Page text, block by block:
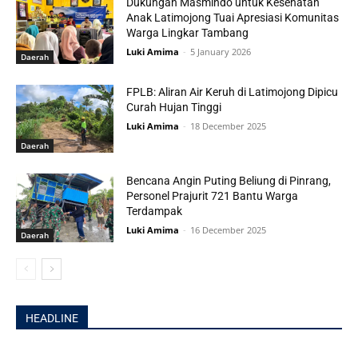
Daerah
Anak Latimojong Tuai Apresiasi Komunitas
Warga Lingkar Tambang
Luki Amima - 5 January 2026
Daerah
FPLB: Aliran Air Keruh di Latimojong Dipicu
Curah Hujan Tinggi
Luki Amima - 18 December 2025
Daerah
Bencana Angin Puting Beliung di Pinrang,
Personel Prajurit 721 Bantu Warga
Terdampak
Luki Amima - 16 December 2025
HEADLINE